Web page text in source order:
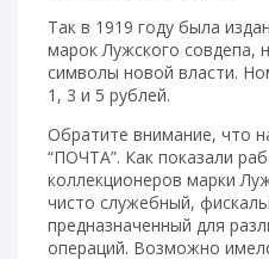
Так в 1919 году была
марок Лужского совдепа,
символы новой власти.
1, 3 и 5 рублей.
Обратите внимание, что
“ПОЧТА”. Как показали
коллекционеров марки
чисто служебный,
предназначенный для
операций. Возможно